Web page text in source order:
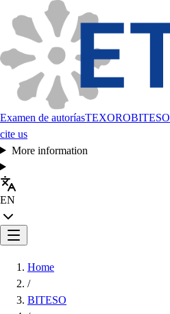
Examen de autoríasTEXOROBITESO
cite us
More information
EN
Home
/
BITESO